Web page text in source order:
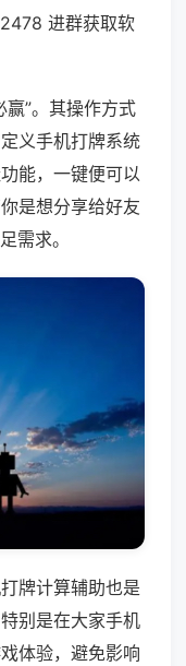
进群获取软
赢”。其操作方式
义手机打牌系统
能，一键便可以
是想分享给好友
需求。
牌计算辅助也是
别是在大家手机
体验，避免影响